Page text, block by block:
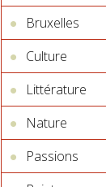
Bruxelles
Culture
Littérature
Nature
Passions